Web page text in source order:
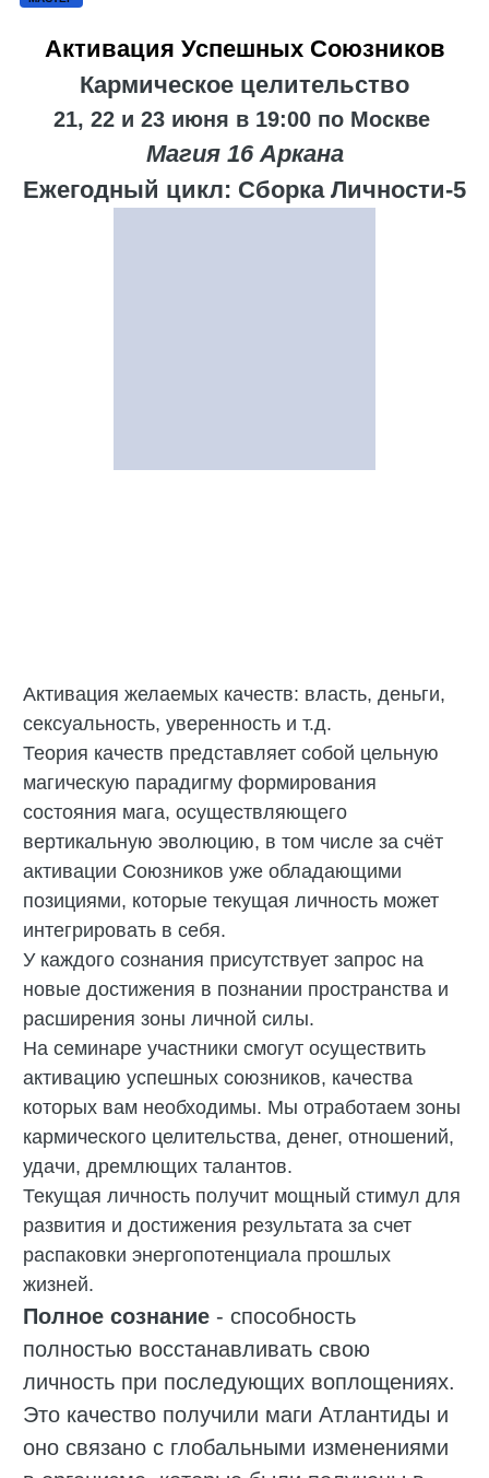
Активация Успешных Союзников
Кармическое целительство
21, 22 и 23 июня в 19:00 по Москве
Магия 16 Аркана
Ежегодный цикл: Сборка Личности-5
Активация желаемых качеств: власть, деньги,
сексуальность, уверенность и т.д.
Теория качеств представляет собой цельную
магическую парадигму формирования
состояния мага, осуществляющего
вертикальную эволюцию, в том числе за счёт
активации Союзников уже обладающими
позициями, которые текущая личность может
интегрировать в себя.
У каждого сознания присутствует запрос на
новые достижения в познании пространства и
расширения зоны личной силы.
На семинаре участники смогут осуществить
активацию успешных союзников, качества
которых вам необходимы. Мы отработаем зоны
кармического целительства, денег, отношений,
удачи, дремлющих талантов.
Текущая личность получит мощный стимул для
развития и достижения результата за счет
распаковки энергопотенциала прошлых
жизней.
Полное сознание - способность
полностью восстанавливать свою
личность при последующих воплощениях.
Это качество получили маги Атлантиды и
оно связано с глобальными изменениями